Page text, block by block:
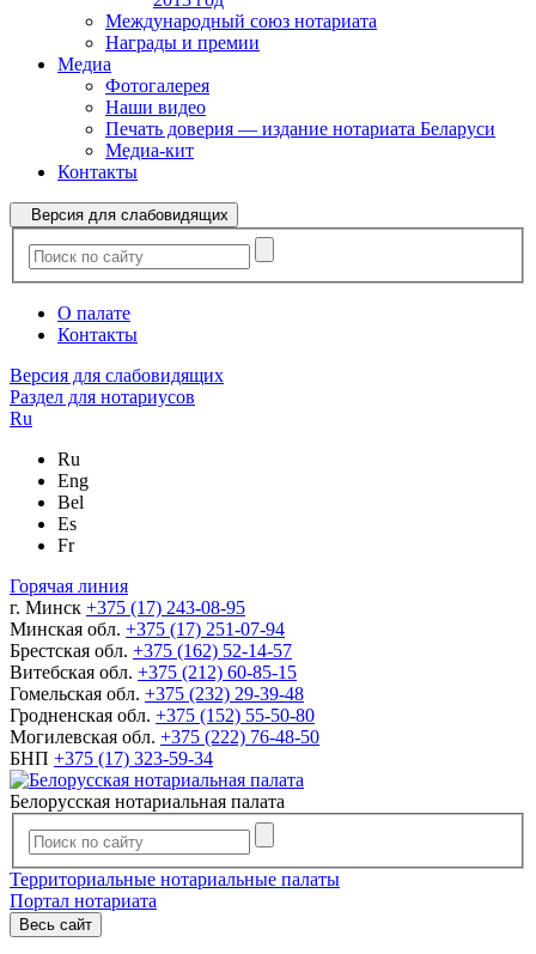
Международный союз нотариата
Награды и премии
Медиа
Фотогалерея
Наши видео
Печать доверия — издание нотариата Беларуси
Медиа-кит
Контакты
Версия для слабовидящих
О палате
Контакты
Версия для слабовидящих
Раздел для нотариусов
Ru
Ru
Eng
Bel
Es
Fr
Горячая линия
г. Минск +375 (17) 243-08-95
Минская обл. +375 (17) 251-07-94
Брестская обл. +375 (162) 52-14-57
Витебская обл. +375 (212) 60-85-15
Гомельская обл. +375 (232) 29-39-48
Гродненская обл. +375 (152) 55-50-80
Могилевская обл. +375 (222) 76-48-50
БНП +375 (17) 323-59-34
Белорусская нотариальная палата
Территориальные нотариальные палаты
Портал нотариата
Весь сайт